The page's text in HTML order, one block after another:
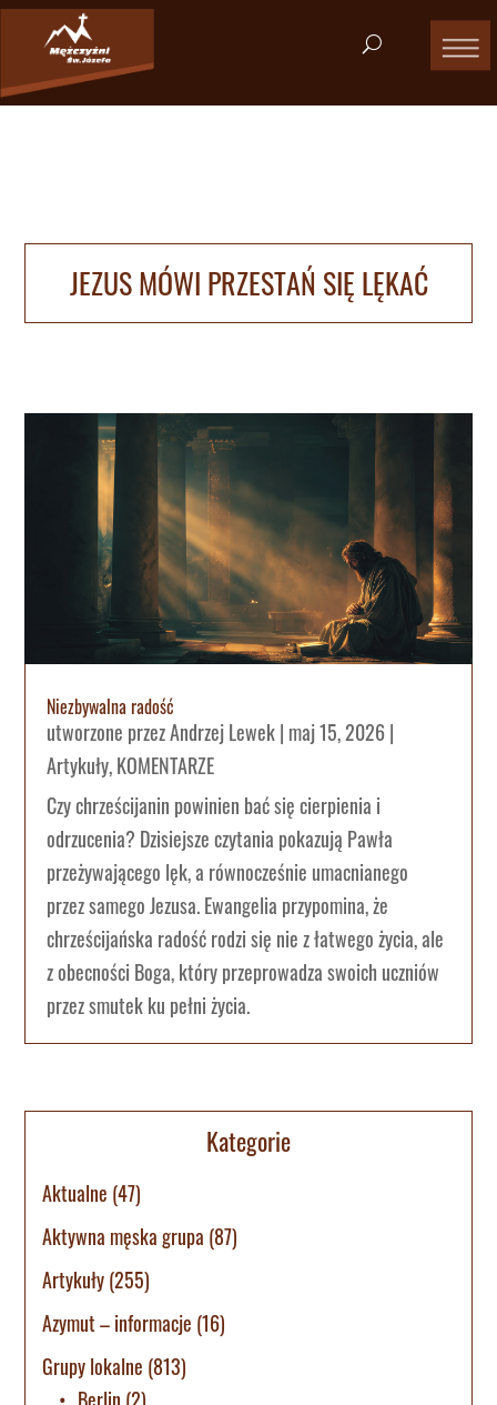
JEZUS MÓWI PRZESTAŃ SIĘ LĘKAĆ
Niezbywalna radość
utworzone przezAndrzej Lewek| maj 15, 2026|
Artykuły,KOMENTARZE
Czy chrześcijanin powinien bać się cierpienia i
odrzucenia? Dzisiejsze czytania pokazują Pawła
przeżywającego lęk, a równocześnie umacnianego
przez samego Jezusa. Ewangelia przypomina, że
chrześcijańska radość rodzi się nie z łatwego życia, ale
z obecności Boga, który przeprowadza swoich uczniów
przez smutek ku pełni życia.
Kategorie
Aktualne (47)
Aktywna męska grupa (87)
Artykuły(255)
Azymut – informacje (16)
Grupy lokalne (813)
Berlin (2)